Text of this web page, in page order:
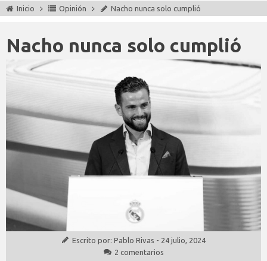
Inicio Opinión Nacho nunca solo cumplió
Nacho nunca solo cumplió
Escrito por: Pablo Rivas - 24 julio, 2024
2 comentarios